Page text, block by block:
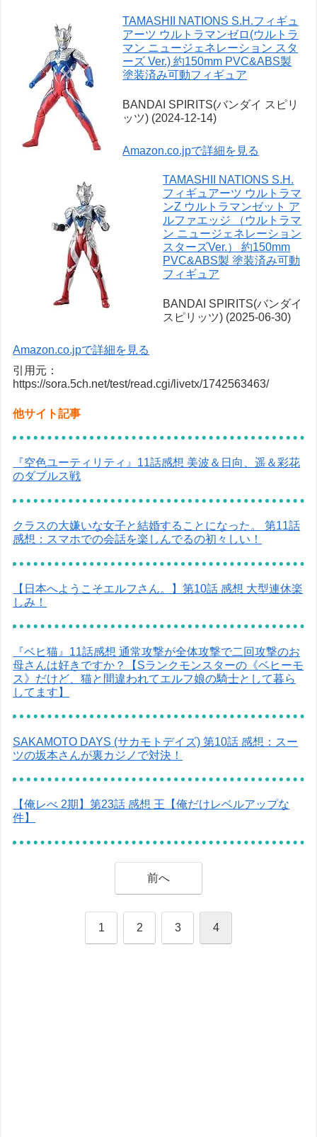
TAMASHII NATIONS S.H.フィギュ
アーツ ウルトラマンゼロ(ウルトラ
マン ニュージェネレーション スタ
ーズ Ver.) 約150mm PVC&ABS製
塗装済み可動フィギュア
BANDAI SPIRITS(バンダイ スピリ
ッツ) (2024-12-14)
Amazon.co.jpで詳細を見る
TAMASHII NATIONS S.H.
フィギュアーツ ウルトラマ
ンZ ウルトラマンゼット ア
ルファエッジ （ウルトラマ
ン ニュージェネレーション
スターズVer.） 約150mm
PVC&ABS製 塗装済み可動
フィギュア
BANDAI SPIRITS(バンダイ
スピリッツ) (2025-06-30)
Amazon.co.jpで詳細を見る
引用元：
https://sora.5ch.net/test/read.cgi/livetx/1742563463/
他サイト記事
『空色ユーティリティ』11話感想 美波＆日向、遥＆彩花
のダブルス戦
クラスの大嫌いな女子と結婚することになった。 第11話
感想：スマホでの会話を楽しんでるの初々しい！
【日本へようこそエルフさん。】第10話 感想 大型連休楽
しみ！
『ベヒ猫』11話感想 通常攻撃が全体攻撃で二回攻撃のお
母さんは好きですか？【Sランクモンスターの《ベヒーモ
ス》だけど、猫と間違われてエルフ娘の騎士として暮ら
してます】
SAKAMOTO DAYS (サカモトデイズ) 第10話 感想：スー
ツの坂本さんが裏カジノで対決！
【俺レべ 2期】第23話 感想 王【俺だけレベルアップな
件】
前へ
1 2 3 4